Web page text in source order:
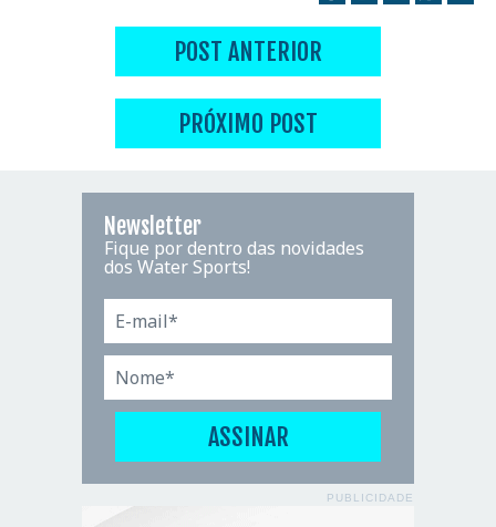
POST ANTERIOR
PRÓXIMO POST
Newsletter
Fique por dentro das novidades
dos Water Sports!
PUBLICIDADE